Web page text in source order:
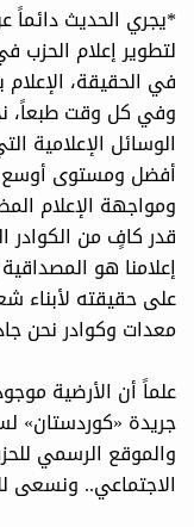
*يجري الحديث دائماً
لتطوير إعلام الحزب
في الحقيقة،
وفي كل وقت طبعاً،
الوسائل الإعلامية
أفضل ومستوى أوسع
ومواجهة الإعلام
قدر كافٍ من الكوادر
إعلامنا هو
على حقيقته لأبناء
معدات وكوادر نحن
علماً أن الأرضية
جريدة «كوردستان»
والموقع الرسمي
الاجتماعي.. ونسعى